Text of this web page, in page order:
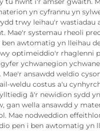
yn cyfrannu yn
trwy leihau'r wastiadau
Mae'r systemau rheoli
ben awtomatig yn lleihau
optimeiddio'r rhaglenni
ychwanegion
Mae'r ansawdd weldio
weldu costus a'u
â'r newidion sydd
gan wella ansawdd y
Mae nodweddion
pen i ben awtomatig yn